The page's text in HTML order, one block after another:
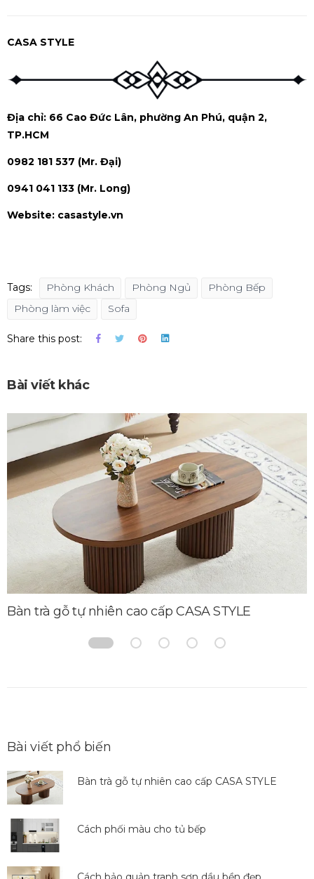
CASA STYLE
Địa chỉ: 66 Cao Đức Lân, phường An Phú, quận 2,
TP.HCM
0982 181 537 (Mr. Đại)
0941 041 133 (Mr. Long)
Website: casastyle.vn
Tags: Phòng Khách Phòng Ngủ
Phòng Bếp
Phòng làm việc
Sofa
Share this post:
Bài viết khác
Bàn trà gỗ tự nhiên cao cấp CASA STYLE
Bài viết phổ biến
Bàn trà gỗ tự nhiên cao cấp CASA STYLE
Cách phối màu cho tủ bếp